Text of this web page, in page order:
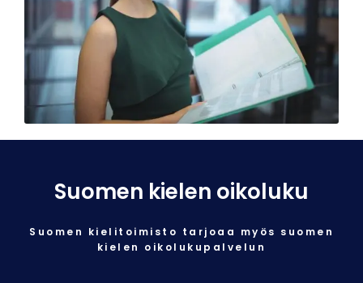
Suomen kielen oikoluku
Suomen kielitoimisto tarjoaa myös suomen
kielen oikolukupalvelun